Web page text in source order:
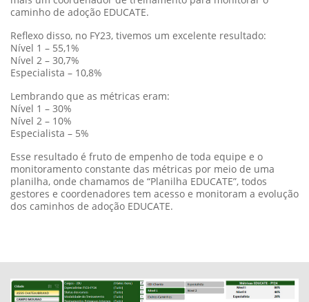
monitoramento constante das métricas por meio de uma
planilha, onde chamamos de “Planilha EDUCATE”, todos
gestores e coordenadores tem acesso e monitoram a evolução
dos caminhos de adoção EDUCATE.
“Planilha EDUCATE”